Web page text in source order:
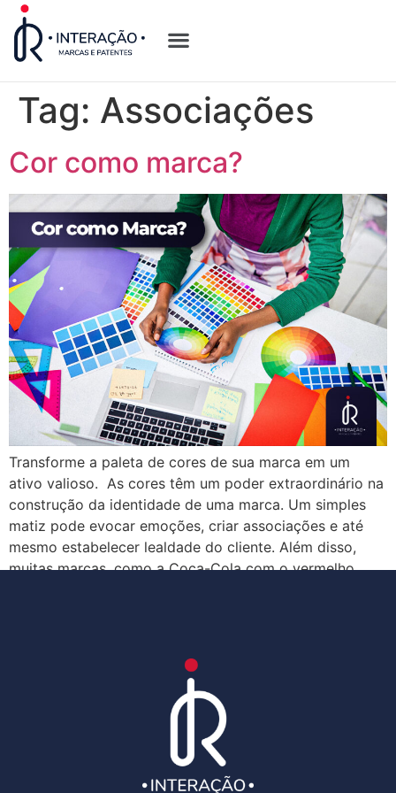
Tag: Associações
Cor como marca?
Transforme a paleta de cores de sua marca em um
ativo valioso. As cores têm um poder extraordinário na
construção da identidade de uma marca. Um simples
matiz pode evocar emoções, criar associações e até
mesmo estabelecer lealdade do cliente. Além disso,
muitas marcas, como a Coca-Cola com o vermelho,